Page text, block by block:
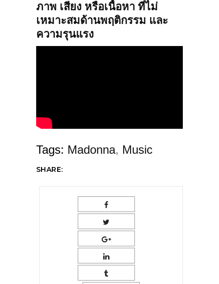
ภาพ เสียง หรือเนื้อหา ที่ไม่
เหมาะสมด้านพฤติกรรม และ
ความรุนแรง
Tags: Madonna, Music
SHARE: